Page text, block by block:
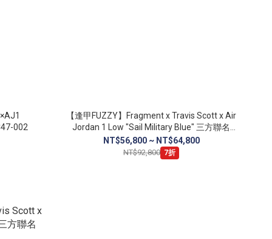
紅 三方聯名 IO7847-002
【逢甲FUZZY】Fragment x Travis Scott x Air
Jordan 1 Low "Sail Military Blue" 三方聯名
DM7866-104
NT$56,800 ~ NT$64,800
NT$92,800 7折